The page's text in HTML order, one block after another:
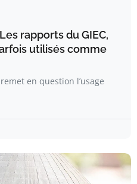
rapports du GIEC,
utilisés comme
en question l’usage